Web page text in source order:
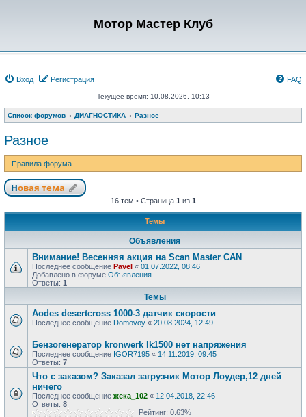
Мотор Мастер Клуб
Вход Регистрация FAQ
Текущее время: 10.08.2026, 10:13
Список форумов ДИАГНОСТИКА Разное
Разное
Правила форума
Новая тема
16 тем • Страница 1 из 1
Темы
Объявления
Внимание! Весенняя акция на Scan Master CAN
Последнее сообщение Pavel « 01.07.2022, 08:46
Добавлено в форуме Объявления
Ответы: 1
Темы
Aodes desertcross 1000-3 датчик скорости
Последнее сообщение Domovoy « 20.08.2024, 12:49
Бензогенератор kronwerk lk1500 нет напряжения
Последнее сообщение IGOR7195 « 14.11.2019, 09:45
Ответы: 7
Что с заказом? Заказал загрузчик Мотор Лоудер,12 дней
ничего
Последнее сообщение жека_102 « 12.04.2018, 22:46
Ответы: 8
Рейтинг: 0.63%